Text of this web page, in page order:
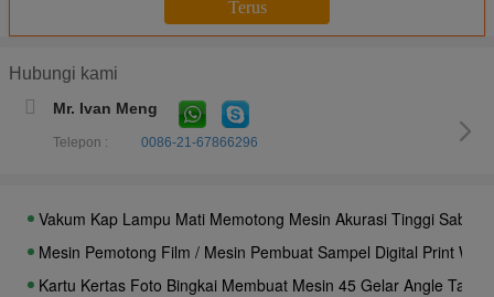
Hubungi kami
Mr. Ivan Meng
Telepon : 0086-21-67866296
Plotter Pattern Making Machine / Electronic Die Cutter Untuk
Tekan Kontrol Elektronik Mesin Pemotongan Mati Kepala Dan
Tipis PVC Flatbed Cutting Plotter, Mesin Cutting Film Perekat
Mesin Pemotong Flatbed Cutter Plotter / Board Otomatis
Vakum Kap Lampu Mati Memotong Mesin Akurasi Tinggi Sabuk
Mesin Pemotong Film / Mesin Pembuat Sampel Digital Print
Kartu Kertas Foto Bingkai Membuat Mesin 45 Gelar Angle